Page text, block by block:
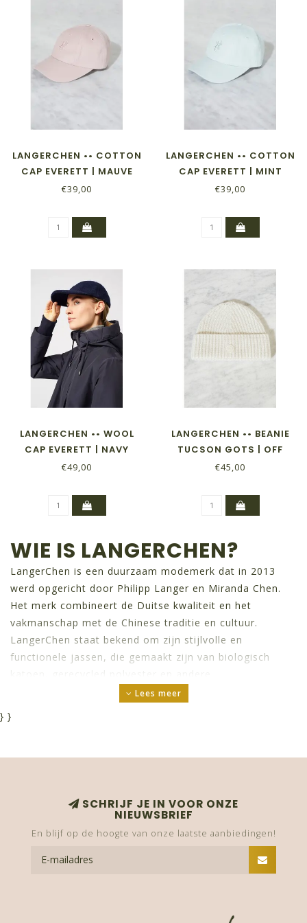
LANGERCHEN •• COTTON
CAP EVERETT | MAUVE
€39,00
LANGERCHEN •• COTTON
CAP EVERETT | MINT
€39,00
LANGERCHEN •• WOOL
CAP EVERETT | NAVY
€49,00
LANGERCHEN •• BEANIE
TUCSON GOTS | OFF
€45,00
WIE IS LANGERCHEN?
LangerChen is een duurzaam modemerk dat in 2013
werd opgericht door Philipp Langer en Miranda Chen.
Het merk combineert de Duitse kwaliteit en het
vakmanschap met de Chinese traditie en cultuur.
LangerChen staat bekend om zijn stijlvolle en
functionele jassen, die gemaakt zijn van biologisch
milieuvriendelijke materialen. LangerChen produceert
DE MISSIE VAN
LANGERCHEN
FAIR | CONSIOUS | SUSTAINABLE
Deze drie waarden motiveert duurzaam jassenlabel
LangerChen heeft als missie om de mode-industrie te
Lees meer
} }
SCHRIJF JE IN VOOR ONZE
NIEUWSBRIEF
En blijf op de hoogte van onze laatste aanbiedingen!